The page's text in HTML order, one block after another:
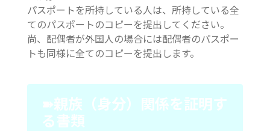
パスポートを所持している人は、所持している全
てのパスポートのコピーを提出してください。
尚、配偶者が外国人の場合には配偶者のパスポー
トも同様に全てのコピーを提出します。
➽親族（身分）関係を証明す
る書類